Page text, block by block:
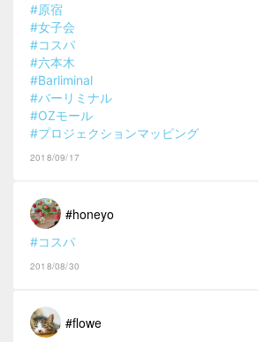
#原宿
#女子会
#コスパ
#六本木
#Barliminal
#バーリミナル
#OZモール
#プロジェクションマッピング
2018/09/17
#honeyo
#コスパ
2018/08/30
#flowe